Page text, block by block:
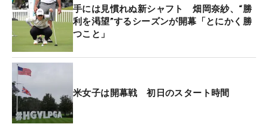
手には見慣れぬ新シャフト 畑岡奈紗、“勝
利を渇望”するシーズンが開幕「とにかく勝
つこと」
米女子は開幕戦 初日のスタート時間